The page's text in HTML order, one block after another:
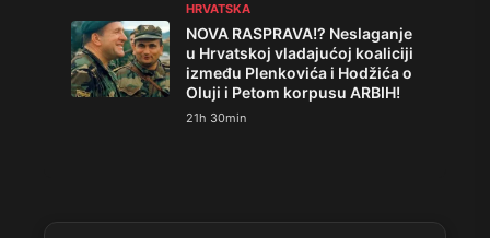
HRVATSKA
NOVA RASPRAVA!? Neslaganje
u Hrvatskoj vladajućoj koaliciji
između Plenkovića i Hodžića o
Oluji i Petom korpusu ARBIH!
21h 30min